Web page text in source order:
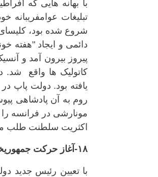
با بهانه هایی که
تبلیغات
شروع شده بود،
دائمی و ایجاد "هفته
روم به آن پادشاهی
مونارشی در فرانسه
اکثریت سلطنت طلب مجلس او
۱۸-آغاز حرکت جمهوریخواهان
با تعیین رئیس جدید